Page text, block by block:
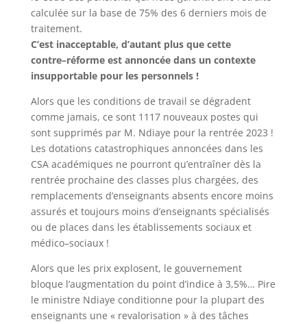
calculée sur la base de 75% des 6 derniers mois de
traitement.
C’est inacceptable, d’autant plus que cette
contre–réforme est annoncée dans un contexte
insupportable pour les personnels !
Alors que les conditions de travail se dégradent
comme jamais, ce sont 1117 nouveaux postes qui
sont supprimés par M. Ndiaye pour la rentrée 2023 !
Les dotations catastrophiques annoncées dans les
CSA académiques ne pourront qu’entraîner dès la
rentrée prochaine des classes plus chargées, des
remplacements d’enseignants absents encore moins
assurés et toujours moins d’enseignants spécialisés
ou de places dans les établissements sociaux et
médico–sociaux !
Alors que les prix explosent, le gouvernement
bloque l’augmentation du point d’indice à 3,5%… Pire
le ministre Ndiaye conditionne pour la plupart des
enseignants une « revalorisation » à des tâches